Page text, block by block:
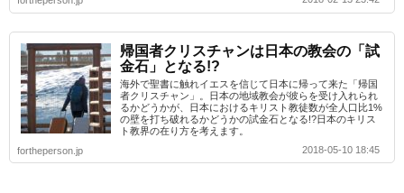
帰国者クリスチャンは日本の教会の「試
金石」となる!?
海外で聖書に触れイエスを信じて日本に帰って来た「帰国
者クリスチャン」。日本の地域教会が彼らを受け入れられ
るかどうかが、日本におけるキリスト教徒数が全人口比1%
の壁を打ち破れるかどうかの試金石となる!?日本のキリス
ト教界の在り方を考えます。
fortheperson.jp
2018-05-10 18:45